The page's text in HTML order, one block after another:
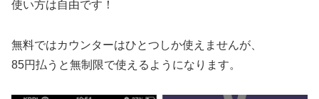
使い方は自由です！
無料ではカウンターはひとつしか使えませんが、
85円払うと無制限で使えるようになります。